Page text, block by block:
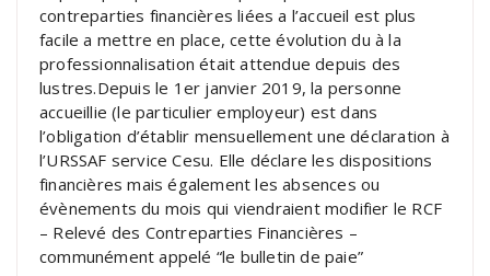
contreparties financières liées a l’accueil est plus
facile a mettre en place, cette évolution du à la
professionnalisation était attendue depuis des
lustres.Depuis le 1er janvier 2019, la personne
accueillie (le particulier employeur) est dans
l’obligation d’établir mensuellement une déclaration à
l’URSSAF service Cesu. Elle déclare les dispositions
financières mais également les absences ou
évènements du mois qui viendraient modifier le RCF
– Relevé des Contreparties Financières –
communément appelé “le bulletin de paie”